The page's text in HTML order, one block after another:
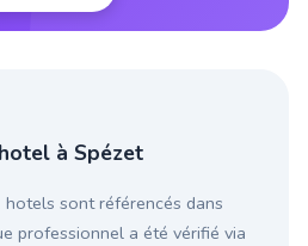
à Spézet
hotels sont référencés dans
professionnel a été vérifié via